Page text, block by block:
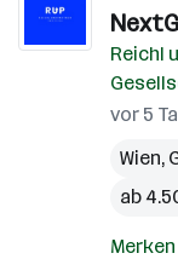
Reichl
vor 5
Wien,
ab
Merken